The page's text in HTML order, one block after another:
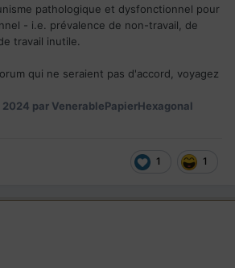
pathologique et dysfonctionnel pour
- i.e. prévalence de non-travail, de
travail inutile.
qui ne seraient pas d'accord, voyagez
2024 par VenerablePapierHexagonal
1 1